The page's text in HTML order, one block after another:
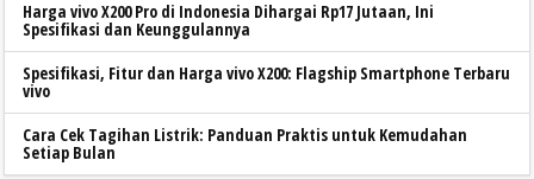
Harga vivo X200 Pro di Indonesia Dihargai Rp17 Jutaan, Ini
Spesifikasi dan Keunggulannya
Spesifikasi, Fitur dan Harga vivo X200: Flagship Smartphone Terbaru
vivo
Cara Cek Tagihan Listrik: Panduan Praktis untuk Kemudahan
Setiap Bulan